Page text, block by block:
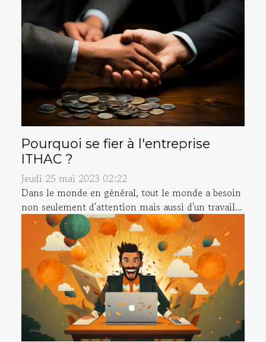
Pourquoi se fier à l'entreprise
ITHAC ?
Jeudi 25 mai 2023 02:22
Dans le monde en général, tout le monde a besoin
non seulement d'attention mais aussi d'un travail...